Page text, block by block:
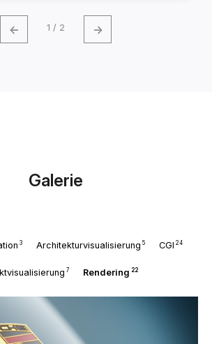
← 1 / 2 →
Galerie
3 Architekturvisualisierung 5 CGI 24
7 Rendering 22